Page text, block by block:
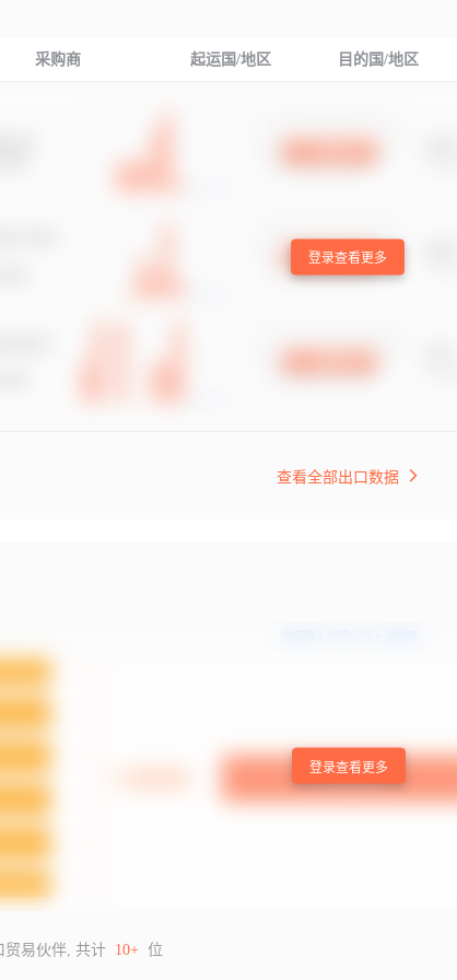
采购商 起运国/地区 目的国/地区
登录查看更多
查看全部出口数据
登录查看更多
贸易伙伴, 共计 10+ 位